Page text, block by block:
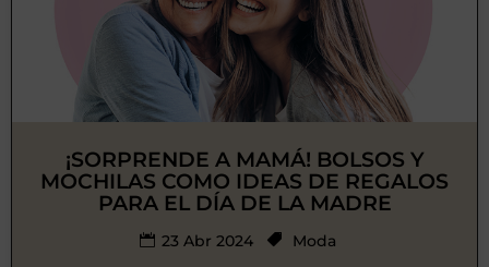
¡SORPRENDE A MAMÁ! BOLSOS Y
MOCHILAS COMO IDEAS DE REGALOS
PARA EL DÍA DE LA MADRE
23 Abr 2024 Moda